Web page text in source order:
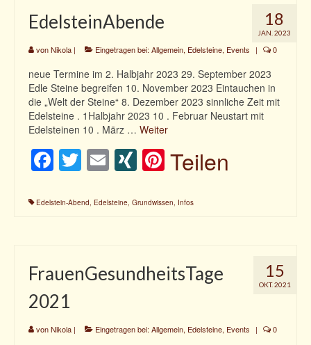
18
JAN. 2023
EdelsteinAbende
vonNikola | Eingetragen bei: Allgemein, Edelsteine, Events | 0
neue Termine im 2. Halbjahr 2023 29. September 2023
Edle Steine begreifen 10. November 2023 Eintauchen in
die „Welt der Steine“ 8. Dezember 2023 sinnliche Zeit mit
Edelsteine . 1Halbjahr 2023 10 . Februar Neustart mit
Edelsteinen 10 . März … Weiter
Facebook
Twitter
EmailXINGPinterest
Teilen
Edelstein-Abend Edelsteine Grundwissen Infos
15
OKT. 2021
FrauenGesundheitsTage
2021
vonNikola | Eingetragen bei: Allgemein, Edelsteine, Events | 0